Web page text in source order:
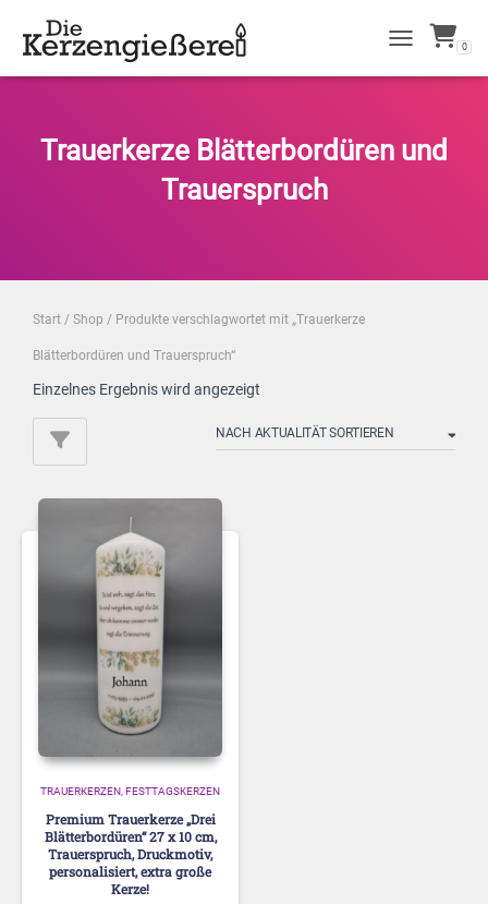
NAVIGATION
0
Trauerkerze Blätterbordüren und
Trauerspruch
Start / Shop / Produkte verschlagwortet mit „Trauerkerze
Blätterbordüren und Trauerspruch“
Einzelnes Ergebnis wird angezeigt
TRAUERKERZEN FESTTAGSKERZEN
Premium Trauerkerze „Drei
Blätterbordüren“ 27 x 10 cm,
Trauerspruch, Druckmotiv,
personalisiert, extra große
Kerze!